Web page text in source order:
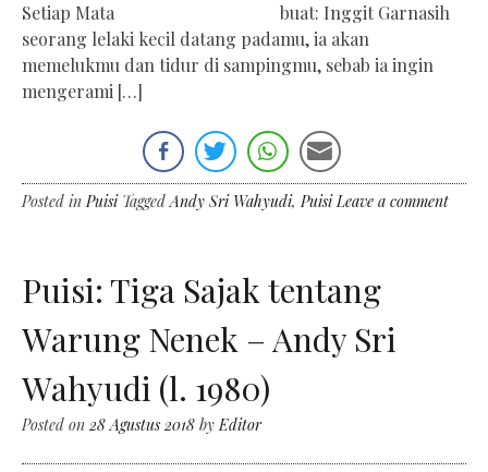
Setiap Mata buat: Inggit Garnasih
seorang lelaki kecil datang padamu, ia akan
memelukmu dan tidur di sampingmu, sebab ia ingin
mengerami […]
Posted inPuisi TaggedAndy Sri Wahyudi,Puisi Leave a comment
Puisi: Tiga Sajak tentang
Warung Nenek – Andy Sri
Wahyudi (l. 1980)
Posted on 28 Agustus 2018 byEditor